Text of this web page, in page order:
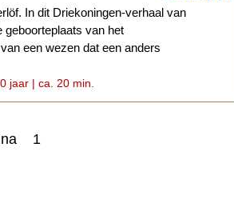
In dit Driekoningen-verhaal van
geboorteplaats van het
een wezen dat een anders
jaar | ca. 20 min.
1